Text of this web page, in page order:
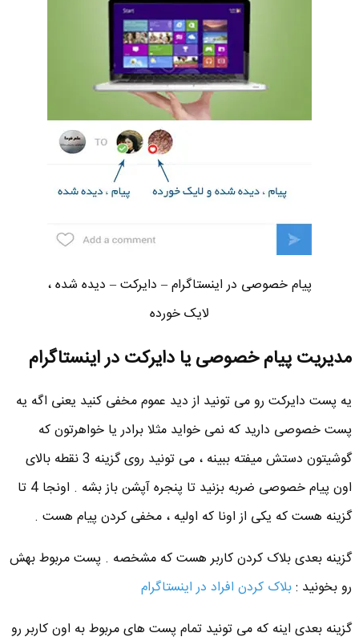
پیام خصوصی در اینستاگرام – دایرکت – دیده شده ،
لایک خورده
مدیریت پیام خصوصی یا دایرکت در اینستاگرام
یه پست دایرکت رو می تونید از دید عموم مخفی کنید یعنی اگه یه
پست خصوصی دارید که نمی خواید مثلا برادر یا خواهرتون که
گوشیتون دستش میفته ببینه ، می تونید روی گزینه 3 نقطه بالای
اون پیام خصوصی ضربه بزنید تا پنجره آپشن باز بشه . اونجا 4 تا
گزینه هست که یکی از اونا که اولیه ، مخفی کردن پیام هست .
گزینه بعدی بلاک کردن کاربر هست که مشخصه . پست مربوط بهش
رو بخونید :بلاک کردن افراد در اینستاگرام
گزینه بعدی اینه که می تونید تمام پست های مربوط به اون کاربر رو